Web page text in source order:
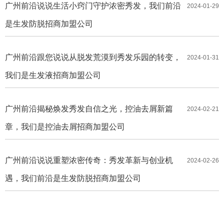
2024-01-29
广州前沿说说生活小窍门守护浓密秀发，我们前沿
是生发防脱招商加盟公司
2024-01-31
广州前沿跟您说说从脱发荒漠到秀发乐园的转变，
我们是生发液招商加盟公司
2024-02-21
广州前沿揭秘焕发秀发自信之光，控油去屑新篇
章，我们是控油去屑招商加盟公司
2024-02-26
广州前沿说说重塑浓密传奇：秀发革新与创业机
遇，我们前沿是生发防脱招商加盟公司